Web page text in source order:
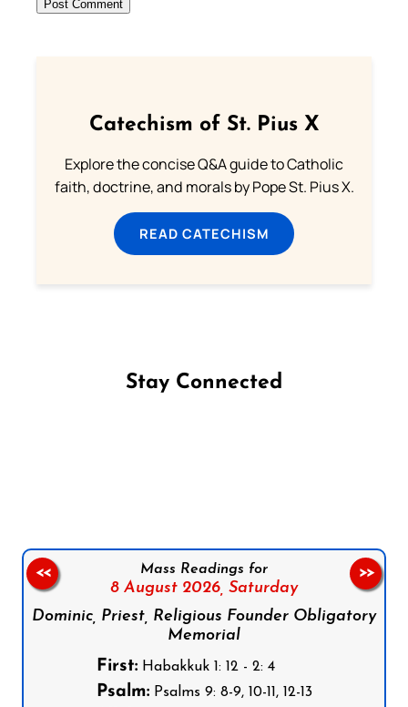
Catechism of St. Pius X
Explore the concise Q&A guide to Catholic
faith, doctrine, and morals by Pope St. Pius X.
READ CATECHISM
Stay Connected
Mass Readings for
8 August 2026, Saturday
Dominic, Priest, Religious Founder Obligatory
Memorial
First:Habakkuk 1: 12 - 2: 4
Psalm:Psalms 9: 8-9, 10-11, 12-13
<< >>